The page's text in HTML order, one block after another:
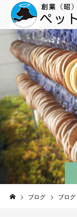
ブログ ブログ